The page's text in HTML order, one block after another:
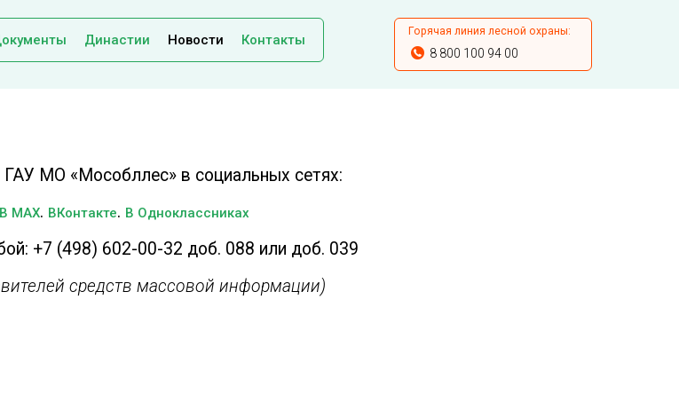
Династии Новости Контакты
Горячая линия лесной охраны:
8 800 100 94 00
ГАУ МО «Мособллес» в социальных сетях:
В MAX. ВКонтакте. В Одноклассниках
+7 (498) 602-00-32 доб. 088 или доб. 039
средств массовой информации)